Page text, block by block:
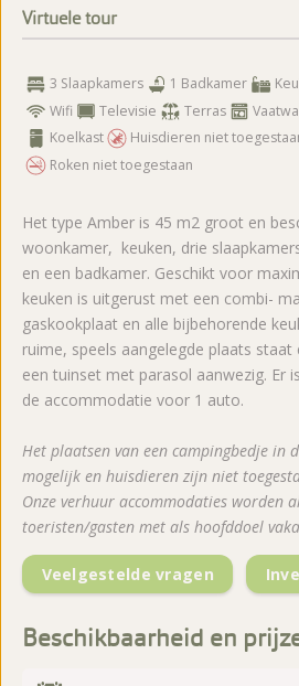
Virtuele tour
3 Slaapkamers 1 Badkamer
Wifi
Televisie Terras
Koelkast
Huisdieren niet
Roken niet toegestaan
Het type Amber is 45 m2 groot en
woonkamer, keuken, drie
en een badkamer. Geschikt voor
keuken is uitgerust met een combi-
gaskookplaat en alle bijbehorende
ruime, speels aangelegde plaats
een tuinset met parasol aanwezig. Er
de accommodatie voor 1 auto.
Het plaatsen van een campingbedje in
mogelijk en huisdieren zijn niet
Onze verhuur accommodaties worden
toeristen/gasten met als hoofddoel
Veelgestelde vragen
Beschikbaarheid en